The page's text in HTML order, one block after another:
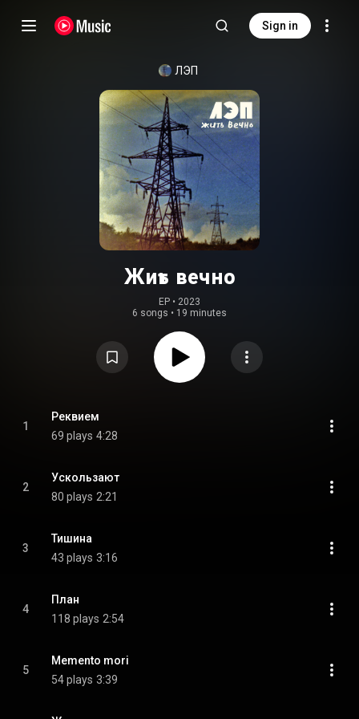
Sign in
ЛЭП
Жить вечно
EP • 2023
6 songs • 19 minutes
1
Реквием
69 plays 4:28
2
Ускользают
80 plays 2:21
3
Тишина
43 plays 3:16
4
План
118 plays 2:54
5
Memento mori
54 plays 3:39